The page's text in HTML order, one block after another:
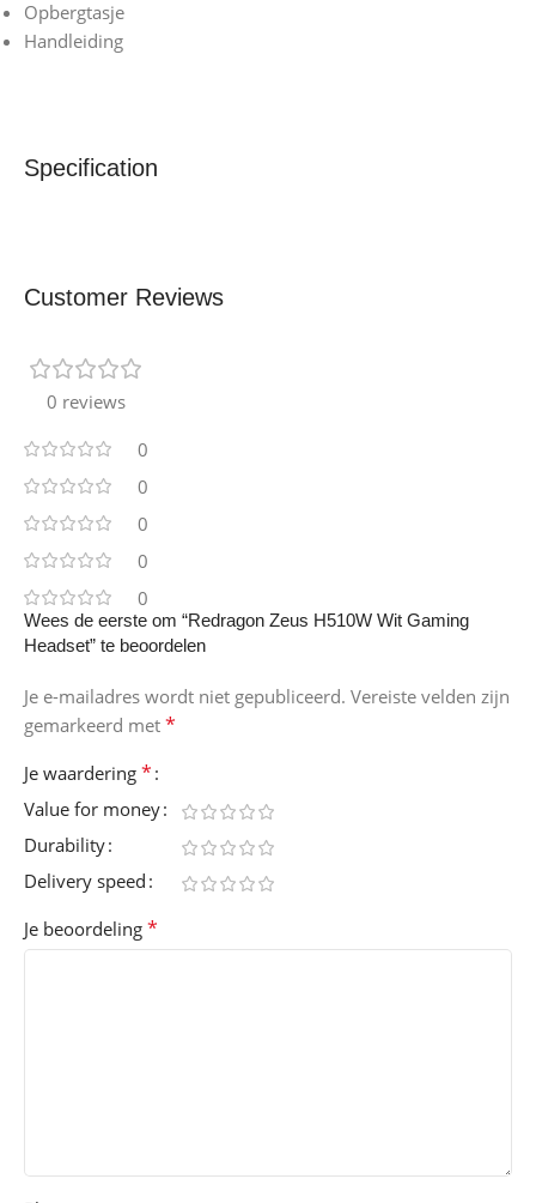
Opbergtasje
Handleiding
Specification
Customer Reviews
0 reviews
0
0
0
0
0
Wees de eerste om “Redragon Zeus H510W Wit Gaming
Headset” te beoordelen
Je e-mailadres wordt niet gepubliceerd. Vereiste velden zijn
gemarkeerd met *
Je waardering *
Value for money
Durability
Delivery speed
Je beoordeling *